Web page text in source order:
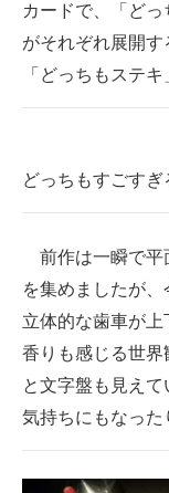
カードで、「どっ
がそれぞれ展開
「どっちもステ
どっちもすごす
前作は一瞬で平
を集めましたが
立体的な歯車が
香りも感じる世界
と文字盤も見え
気持ちにもなった